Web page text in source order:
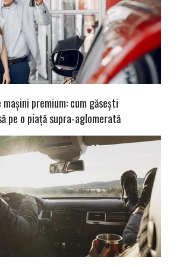
mașini premium: cum găsești
pe o piață supra-aglomerată